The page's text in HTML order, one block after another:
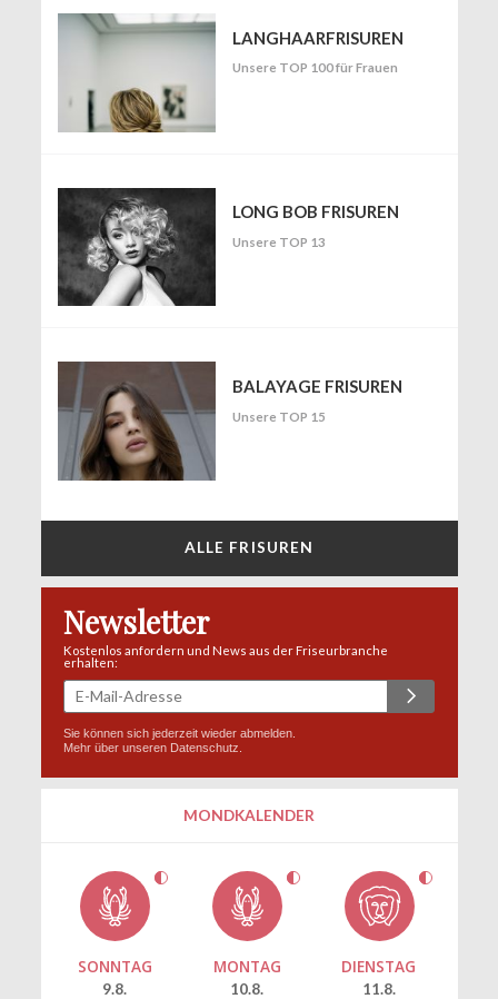
LANGHAARFRISUREN
Unsere TOP 100 für Frauen
LONG BOB FRISUREN
Unsere TOP 13
BALAYAGE FRISUREN
Unsere TOP 15
ALLE FRISUREN
Newsletter
Kostenlos anfordern und News aus der Friseurbranche
erhalten:
Sie können sich jederzeit wieder abmelden.
Mehr über unseren Datenschutz
MONDKALENDER
SONNTAG
9.8.
MONTAG
10.8.
DIENSTAG
11.8.